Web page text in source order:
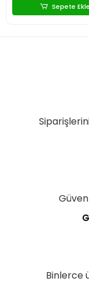
Sepete Ekle
Binlerce